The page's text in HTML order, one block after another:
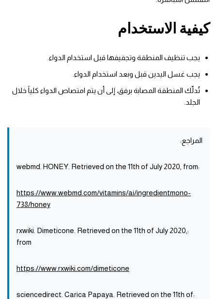
كيفية الاستخدام
يجب تنظيف المنطقة وتجفيفها قبل استخدام الدواء.
يجب غسل اليدين قبل وبعد استخدام الدواء.
تُدلّك المنطقة المصابة برفق، إلى أن يتم امتصاص الدواء كلياً خلال
الجلد.
المراجع:
:webmd. HONEY. Retrieved on the 11th of July 2020, from
https://www.webmd.com/vitamins/ai/ingredientmono-
738/honey
:rxwiki. Dimeticone. Retrieved on the 11th of July 2020,
from
https://www.rxwiki.com/dimeticone
:sciencedirect. Carica Papaya. Retrieved on the 11th of